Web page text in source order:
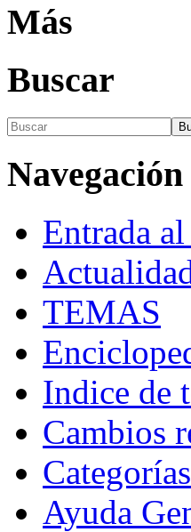
Más
Buscar
Navegación
Entrada
TEMAS
Indice de
Cambios
Ayuda